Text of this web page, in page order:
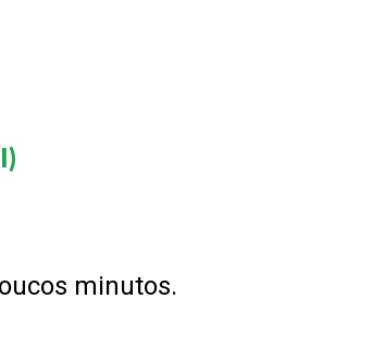
minutos.